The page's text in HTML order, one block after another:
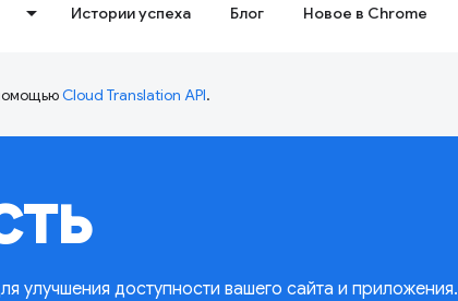
Истории успеха Блог Новое в Chrome
Cloud Translation API.
улучшения доступности вашего сайта и приложения.